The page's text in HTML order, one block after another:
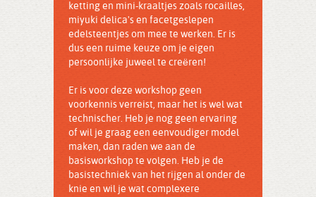
ketting en mini-kraaltjes zoals rocailles,
miyuki delica's en facetgeslepen
edelsteentjes om mee te werken. Er is
dus een ruime keuze om je eigen
persoonlijke juweel te creëren!
Er is voor deze workshop geen
voorkennis verreist, maar het is wel wat
technischer. Heb je nog geen ervaring
of wil je graag een eenvoudiger model
maken, dan raden we aan de
basisworkshop te volgen. Heb je de
basistechniek van het rijgen al onder de
knie en wil je wat complexere